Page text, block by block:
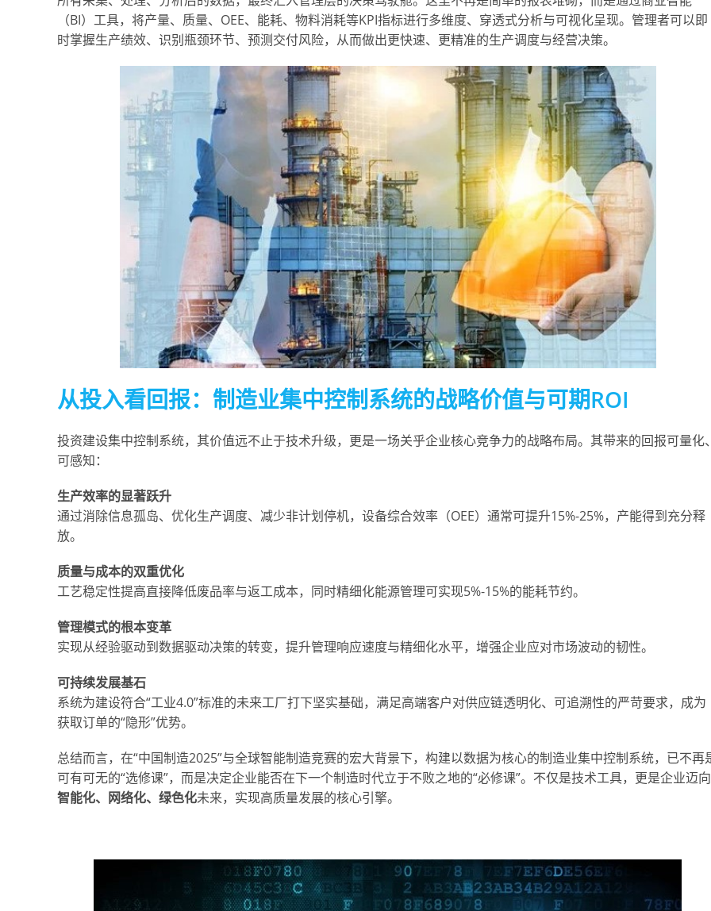
（BI）工具，将产量、质量、OEE、能耗、物料消耗等KPI指标进行多维度、穿透式分析与可视化呈现。管理者可以即
时掌握生产绩效、识别瓶颈环节、预测交付风险，从而做出更快速、更精准的生产调度与经营决策。
从投入看回报：制造业集中控制系统的战略价值与可期ROI
投资建设集中控制系统，其价值远不止于技术升级，更是一场关乎企业核心竞争力的战略布局。其带来的回报可量化
可感知：
生产效率的显著跃升
通过消除信息孤岛、优化生产调度、减少非计划停机，设备综合效率（OEE）通常可提升15%-25%，产能得到充分释
放。
质量与成本的双重优化
工艺稳定性提高直接降低废品率与返工成本，同时精细化能源管理可实现5%-15%的能耗节约。
管理模式的根本变革
实现从经验驱动到数据驱动决策的转变，提升管理响应速度与精细化水平，增强企业应对市场波动的韧性。
可持续发展基石
系统为建设符合“工业4.0”标准的未来工厂打下坚实基础，满足高端客户对供应链透明化、可追溯性的严苛要求，成为
获取订单的“隐形”优势。
总结而言，在“中国制造2025”与全球智能制造竞赛的宏大背景下，构建以数据为核心的制造业集中控制系统，已不再
可有可无的“选修课”，而是决定企业能否在下一个制造时代立于不败之地的“必修课”。不仅是技术工具，更是企业迈向
智能化、网络化、绿色化未来，实现高质量发展的核心引擎。